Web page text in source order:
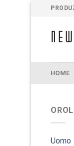
contenuti
HOME
Uomo